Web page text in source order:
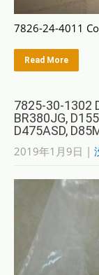
7826-24-4011
Read More
7825-30-1302
BR380JG,
D475ASD,
2019年1月9日 |